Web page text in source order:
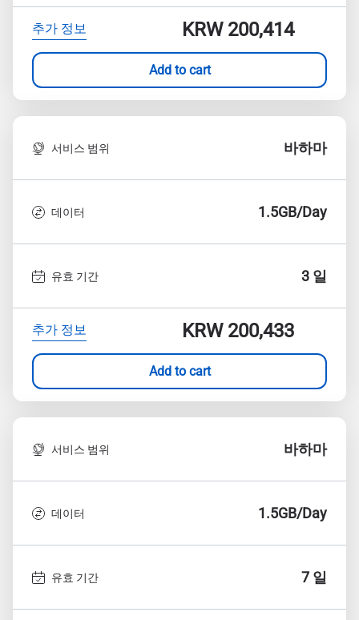
추가 정보 KRW 200,414
Add to cart
서비스 범위 바하마
데이터 1.5GB/Day
유효 기간 3 일
추가 정보 KRW 200,433
Add to cart
서비스 범위 바하마
데이터 1.5GB/Day
유효 기간 7 일